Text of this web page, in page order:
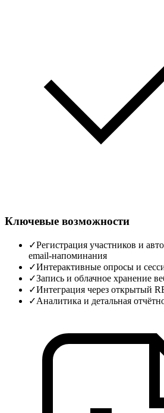
Ключевые возможности
✓Регистрация участников и
email‑напоминания
✓Интерактивные опросы и
✓Запись и облачное хранение
✓Интеграция через открытый
✓Аналитика и детальная